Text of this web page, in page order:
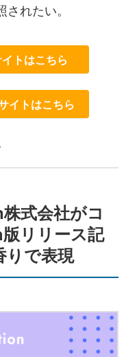
れたい。
トはこちら
イトはこちら
式会社がコ
リリース記
りで表現